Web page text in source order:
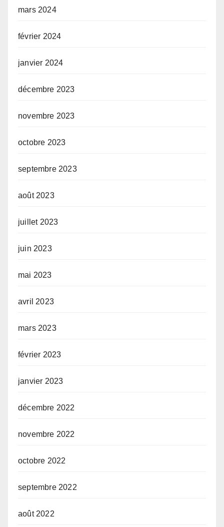
mars 2024
février 2024
janvier 2024
décembre 2023
novembre 2023
octobre 2023
septembre 2023
août 2023
juillet 2023
juin 2023
mai 2023
avril 2023
mars 2023
février 2023
janvier 2023
décembre 2022
novembre 2022
octobre 2022
septembre 2022
août 2022